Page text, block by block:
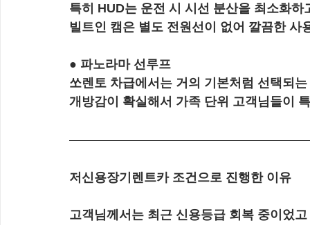
특히 HUD는 운전 시 시선 분산을 최소화하
빌트인 캠은 별도 전원선이 없어 깔끔한 사
● 파노라마 선루프
쏘렌토 차급에서는 거의 기본처럼 선택되
개방감이 확실해서 가족 단위 고객님들이
저신용장기렌트카 조건으로 진행한 이유
고객님께서는 최근 신용등급 회복 중이었고